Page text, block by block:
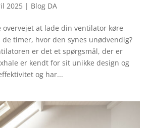
2025 | Blog DA
overvejet at lade din ventilator køre
timer, hvor den synes unødvendig?
er det et spørgsmål, der er
er kendt for sit unikke design og
og har...